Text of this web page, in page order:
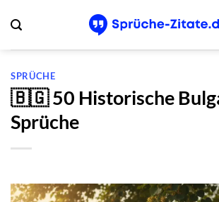
Inhalt
springen
SPRÜCHE
🇧🇬 50 Historische
Sprüche